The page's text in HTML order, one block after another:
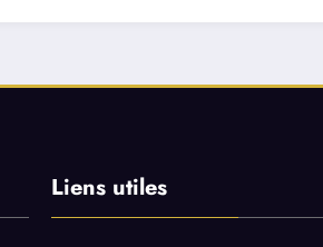
Liens utiles